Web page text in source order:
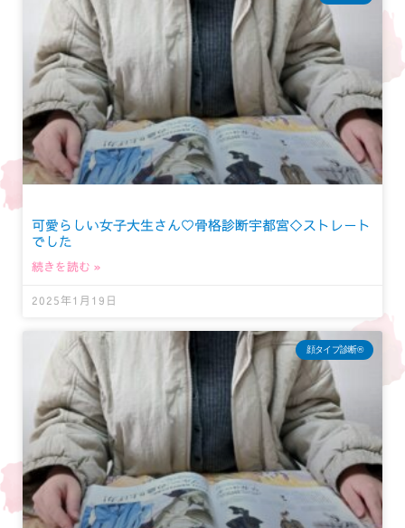
可愛らしい女子大生さん♡骨格診断宇都宮◇ストレート
でした
続きを読む »
2025年1月19日
顔タイプ診断®︎